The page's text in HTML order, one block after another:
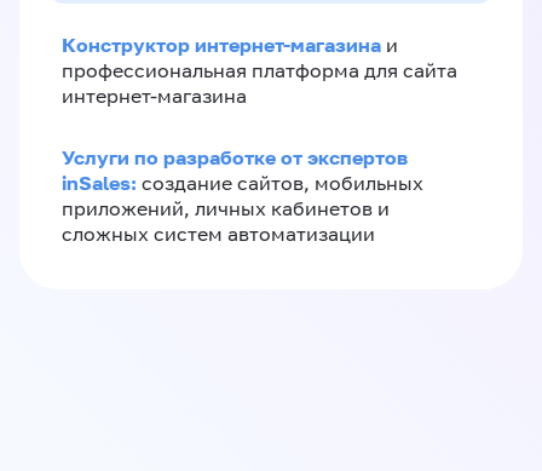
Конструктор интернет-магазина и
профессиональная платформа для сайта
интернет-магазина
Услуги по разработке от экспертов
inSales: создание сайтов, мобильных
приложений, личных кабинетов и
сложных систем автоматизации